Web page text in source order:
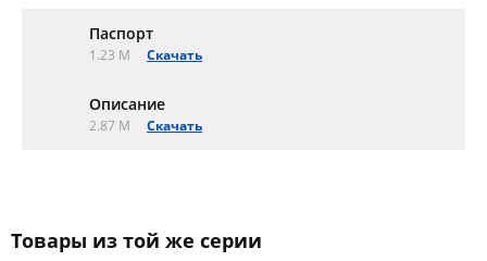
Паспорт
1.23 M Скачать
Описание
2.87 M Скачать
Товары из той же серии